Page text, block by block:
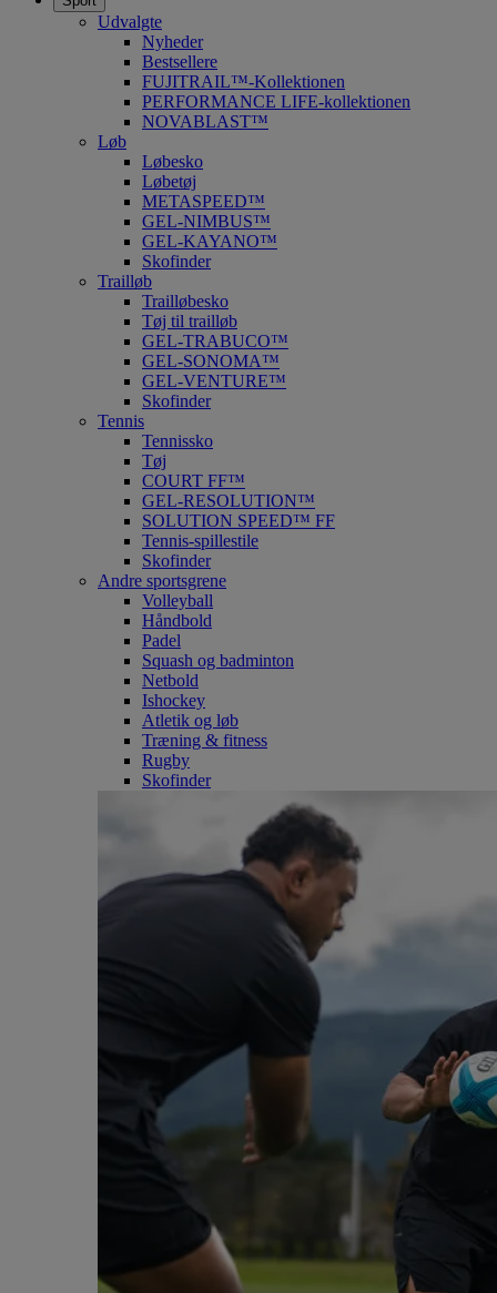
Udvalgte
Nyheder
Bestsellere
FUJITRAIL™-Kollektionen
PERFORMANCE LIFE-kollektionen
NOVABLAST™
Løb
Løbesko
Løbetøj
METASPEED™
GEL-NIMBUS™
GEL-KAYANO™
Skofinder
Trailløb
Trailløbesko
Tøj til trailløb
GEL-TRABUCO™
GEL-SONOMA™
GEL-VENTURE™
Skofinder
Tennis
Tennissko
Tøj
COURT FF™
GEL-RESOLUTION™
SOLUTION SPEED™ FF
Tennis-spillestile
Skofinder
Andre sportsgrene
Volleyball
Håndbold
Padel
Squash og badminton
Netbold
Ishockey
Atletik og løb
Træning & fitness
Rugby
Skofinder